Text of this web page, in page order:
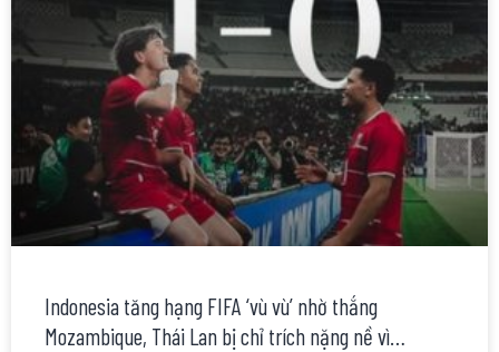
Indonesia tăng hạng FIFA ‘vù vù’ nhờ thắng
Mozambique, Thái Lan bị chỉ trích nặng nề vì…